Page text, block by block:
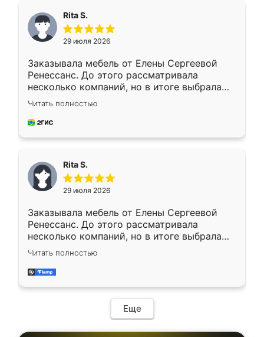
Rita S.
29 июля 2026
Заказывала мебель от Елены Сергеевой
Ренессанс. До этого рассматривала
несколько компаний, но в итоге выбрала
эту. Сначала обговорили условия, потом
приехал замерщик, всё спокойно объяснил
и снял размеры. Изготовили в срок, с
каких-либо доработок. Качеством осталась
довольна, все выглядит так, как и ожидала.
Читать полностью
Rita S.
29 июля 2026
Заказывала мебель от Елены Сергеевой
Ренессанс. До этого рассматривала
несколько компаний, но в итоге выбрала
эту. Сначала обговорили условия, потом
приехал замерщик, всё спокойно объяснил
и снял размеры. Изготовили в срок, с
мебель сразу встала на свое место без
каких-либо доработок. Качеством осталась
довольна, все выглядит так, как и ожидала.
Читать полностью
Еще